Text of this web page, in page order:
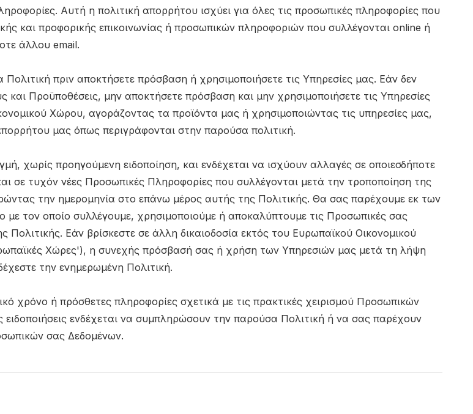
Αυτή η πολιτική απορρήτου ισχύει για όλες τις προσωπικές πληροφορίες που
και προφορικής επικοινωνίας ή προσωπικών πληροφοριών που συλλέγονται online ή
άλλου email.
πριν αποκτήσετε πρόσβαση ή χρησιμοποιήσετε τις Υπηρεσίες μας. Εάν δεν
Προϋποθέσεις, μην αποκτήσετε πρόσβαση και μην χρησιμοποιήσετε τις Υπηρεσίες
Χώρου, αγοράζοντας τα προϊόντα μας ή χρησιμοποιώντας τις υπηρεσίες μας,
μας όπως περιγράφονται στην παρούσα πολιτική.
χωρίς προηγούμενη ειδοποίηση, και ενδέχεται να ισχύουν αλλαγές σε οποιεσδήποτε
σε τυχόν νέες Προσωπικές Πληροφορίες που συλλέγονται μετά την τροποποίηση της
την ημερομηνία στο επάνω μέρος αυτής της Πολιτικής. Θα σας παρέχουμε εκ των
τον οποίο συλλέγουμε, χρησιμοποιούμε ή αποκαλύπτουμε τις Προσωπικές σας
Εάν βρίσκεστε σε άλλη δικαιοδοσία εκτός του Ευρωπαϊκού Οικονομικού
Χώρες'), η συνεχής πρόσβασή σας ή χρήση των Υπηρεσιών μας μετά τη λήψη
την ενημερωμένη Πολιτική.
χρόνο ή πρόσθετες πληροφορίες σχετικά με τις πρακτικές χειρισμού Προσωπικών
ενδέχεται να συμπληρώσουν την παρούσα Πολιτική ή να σας παρέχουν
σας Δεδομένων.